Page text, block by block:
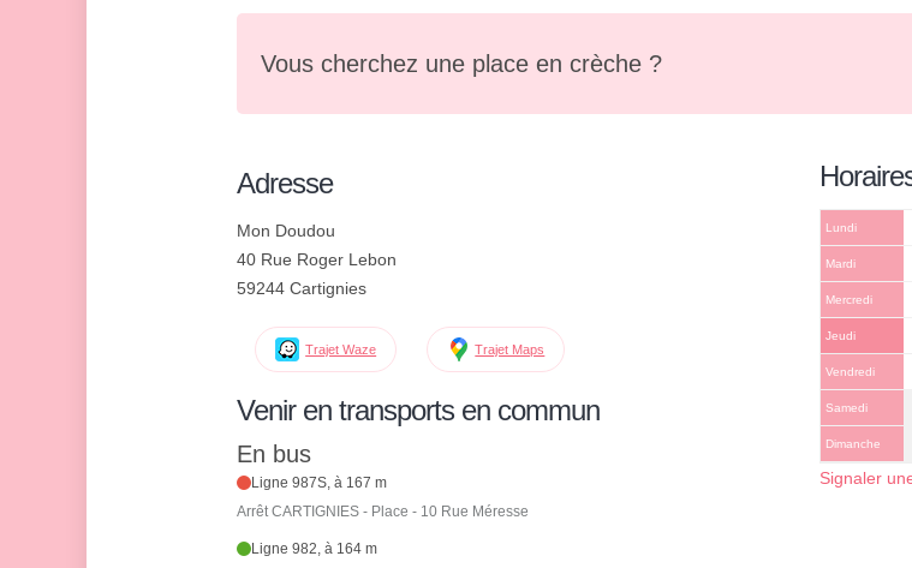
Vous cherchez une place en crèche ?
Adresse
Mon Doudou
40 Rue Roger Lebon
59244 Cartignies
Trajet Waze Trajet Maps
Venir en transports en commun
En bus
Ligne 987S, à 167 m
Arrêt CARTIGNIES - Place - 10 Rue Méresse
Ligne 982, à 164 m
Lundi
Mardi
Mercredi
Jeudi
Vendredi
Samedi
Dimanche
Signaler